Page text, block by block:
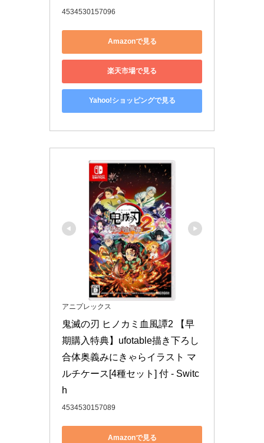
4534530157096
Amazonで見る
楽天市場で見る
Yahoo!ショッピングで見る
アニプレックス
鬼滅の刃 ヒノカミ血風譚2 【早
期購入特典】ufotable描き下ろし
合体奥義みにきゃらイラスト マ
ルチケース[4種セット] 付 - Switc
h
4534530157089
Amazonで見る